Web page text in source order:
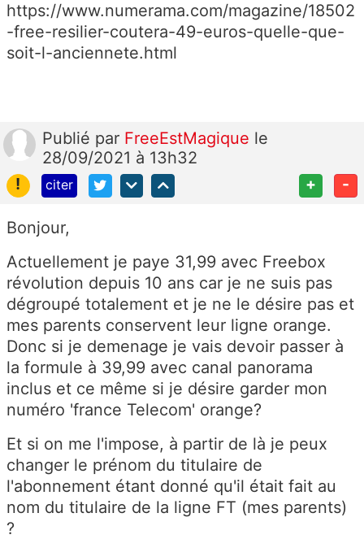
https://www.numerama.com/magazine/18502
-free-resilier-coutera-49-euros-quelle-que-
soit-l-anciennete.html
Publié par FreeEstMagique le
28/09/2021 à 13h32
!
citer + -
Bonjour,
Actuellement je paye 31,99 avec Freebox
révolution depuis 10 ans car je ne suis pas
dégroupé totalement et je ne le désire pas et
mes parents conservent leur ligne orange.
Donc si je demenage je vais devoir passer à
la formule à 39,99 avec canal panorama
inclus et ce même si je désire garder mon
numéro 'france Telecom' orange?
Et si on me l'impose, à partir de là je peux
changer le prénom du titulaire de
l'abonnement étant donné qu'il était fait au
nom du titulaire de la ligne FT (mes parents)
?